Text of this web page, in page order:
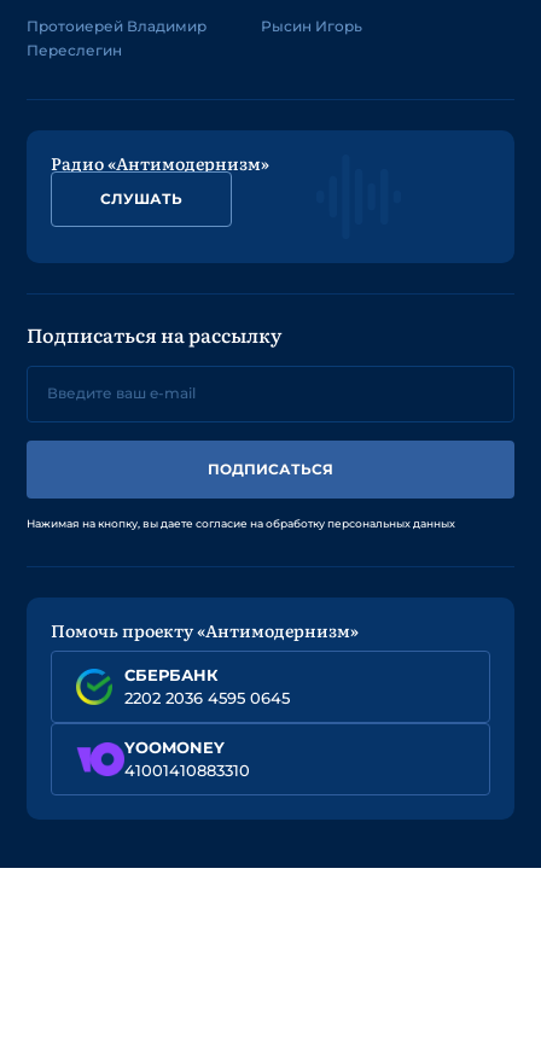
Протоиерей Владимир
Переслегин
Рысин Игорь
Радио «Антимодернизм»
СЛУШАТЬ
Подписаться на рассылку
ПОДПИСАТЬСЯ
Нажимая на кнопку, вы даете согласие на обработку персональных данных
Помочь проекту «Антимодернизм»
СБЕРБАНК
2202 2036 4595 0645
YOOMONEY
41001410883310